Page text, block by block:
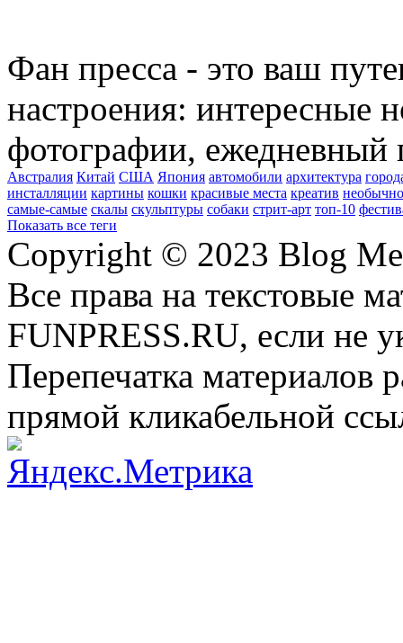
Фан пресса - это ваш
настроения: интересные
фотографии, ежедневный
Австралия Китай США Япония автомобили архитектура
инсталляции картины кошки красивые места креатив
самые-самые скалы скульптуры собаки стрит-арт топ-10
Показать все теги
Copyright © 2023 Blog
Все права на текстовые
FUNPRESS.RU, если не
Перепечатка материалов
прямой кликабельной